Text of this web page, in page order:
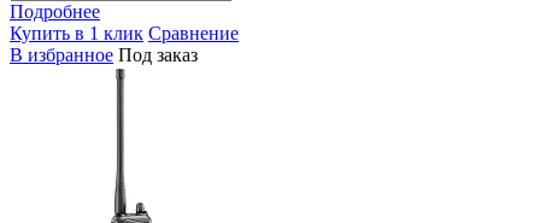
Подробнее
Купить в 1 клик Сравнение
В избранное Под заказ